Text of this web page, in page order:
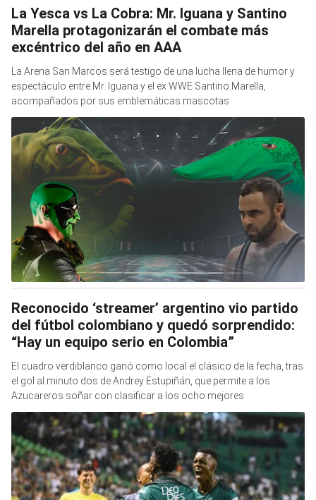
La Yesca vs La Cobra: Mr. Iguana y Santino
Marella protagonizarán el combate más
excéntrico del año en AAA
La Arena San Marcos será testigo de una lucha llena de humor y
espectáculo entre Mr. Iguana y el ex WWE Santino Marella,
acompañados por sus emblemáticas mascotas
Reconocido ‘streamer’ argentino vio partido
del fútbol colombiano y quedó sorprendido:
“Hay un equipo serio en Colombia”
El cuadro verdiblanco ganó como local el clásico de la fecha, tras
el gol al minuto dos de Andrey Estupiñán, que permite a los
Azucareros soñar con clasificar a los ocho mejores